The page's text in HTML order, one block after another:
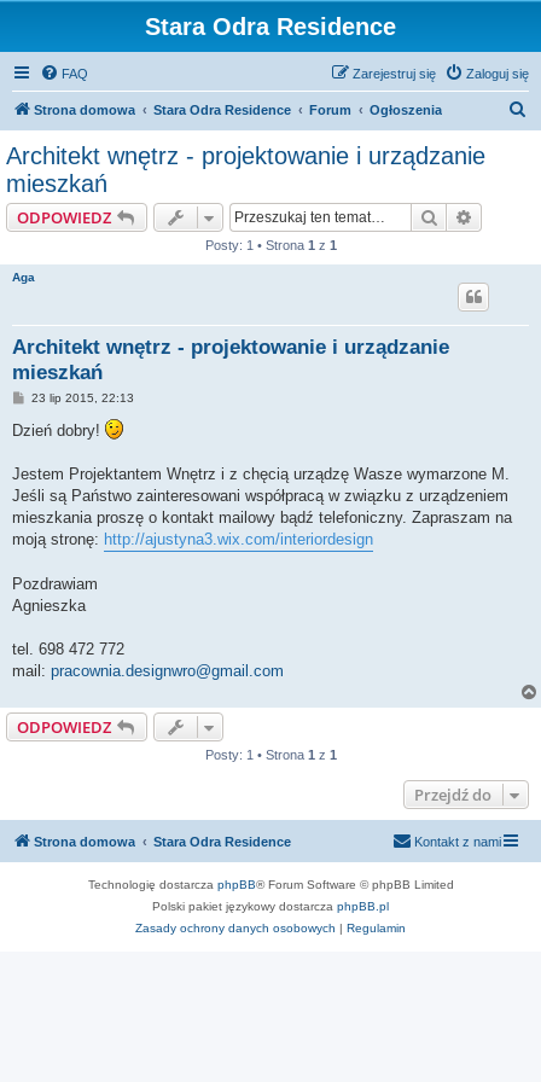
Stara Odra Residence
FAQ Zaloguj się
Zarejestruj się
Strona domowa Stara Odra Residence Forum Ogłoszenia
Architekt wnętrz - projektowanie i urządzanie
mieszkań
ODPOWIEDZ Szukaj
Posty: 1 • Strona 1 z 1
Aga
Architekt wnętrz - projektowanie i urządzanie
mieszkań
P
s
t
23 lip 2015, 22:13
Dzień dobry!
Jestem Projektantem Wnętrz i z chęcią urządzę Wasze wymarzone M.
Jeśli są Państwo zainteresowani współpracą w związku z urządzeniem
mieszkania proszę o kontakt mailowy bądź telefoniczny. Zapraszam na
moją stronę: http://ajustyna3.wix.com/interiordesign
Pozdrawiam
Agnieszka
tel. 698 472 772
mail: pracownia.designwro@gmail.com
ODPOWIEDZ
Posty: 1 • Strona 1 z 1
Przejdź do
Strona domowa Stara Odra Residence Kontakt z nami
Technologię dostarcza phpBB® Forum Software © phpBB Limited
Polski pakiet językowy dostarcza phpBB.pl
Zasady ochrony danych osobowych | Regulamin